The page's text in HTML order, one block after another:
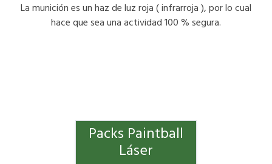
La munición es un haz de luz roja ( infrarroja ), por lo cual
hace que sea una actividad 100 % segura.
Packs Paintball
Láser